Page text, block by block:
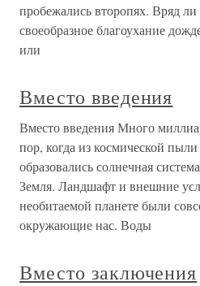
пробежались второпях. Вряд
своеобразное благоухание
или
Вместо введения
Вместо введения Много
пор, когда из космической
образовались солнечная
Земля. Ландшафт и внешние
необитаемой планете были
окружающие нас. Воды
Вместо заключения